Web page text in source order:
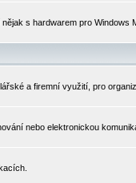
s hardwarem pro Windows
a firemní využití, pro
nebo elektronickou